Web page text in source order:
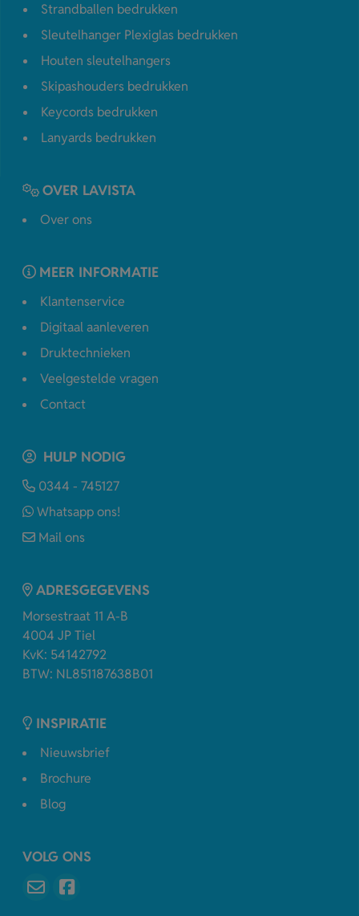
Strandballen bedrukken
Sleutelhanger Plexiglas bedrukken
Houten sleutelhangers
Skipashouders bedrukken
Keycords bedrukken
Lanyards bedrukken
OVER LAVISTA
Over ons
MEER INFORMATIE
Klantenservice
Digitaal aanleveren
Druktechnieken
Veelgestelde vragen
Contact
HULP NODIG
0344 - 745127
Whatsapp ons!
Mail ons
ADRESGEGEVENS
Morsestraat 11 A-B
4004 JP Tiel
KvK: 54142792
BTW: NL851187638B01
INSPIRATIE
Nieuwsbrief
Brochure
Blog
VOLG ONS